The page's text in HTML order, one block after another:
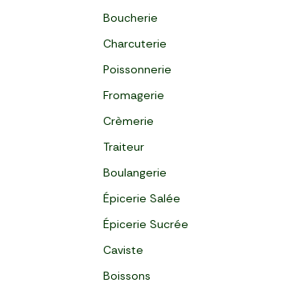
Boucherie
Charcuterie
Poissonnerie
Fromagerie
Crèmerie
Traiteur
Boulangerie
Épicerie Salée
Épicerie Sucrée
Caviste
Boissons